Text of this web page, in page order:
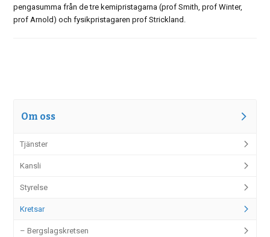
pengasumma från de tre kemipristagarna (prof Smith, prof Winter,
prof Arnold) och fysikpristagaren prof Strickland.
Om oss
Tjänster
Kansli
Styrelse
Kretsar
– Bergslagskretsen